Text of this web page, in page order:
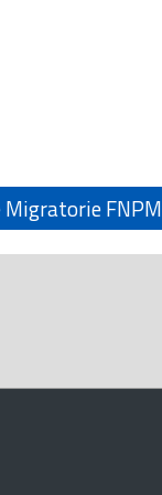
Migratorie FNPM